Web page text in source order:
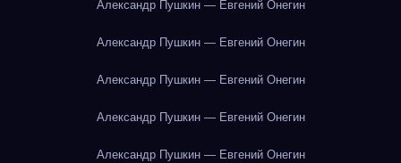
Александр Пушкин — Евгений Онегин
Александр Пушкин — Евгений Онегин
Александр Пушкин — Евгений Онегин
Александр Пушкин — Евгений Онегин
Александр Пушкин — Евгений Онегин